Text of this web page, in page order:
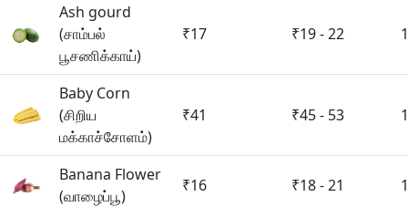
Ash gourd
(சாம்பல்
பூசணிக்காய்)
₹17 ₹19 - 22
Baby Corn
(சிறிய
மக்காச்சோளம்)
₹41 ₹45 - 53
Banana Flower
(வாழைப்பூ)
₹16 ₹18 - 21